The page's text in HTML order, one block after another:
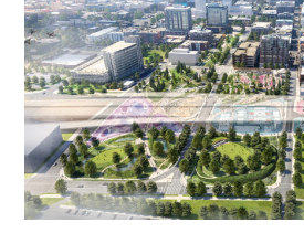
商业开发
企业与办公
教育
科学与技术
运动与休闲